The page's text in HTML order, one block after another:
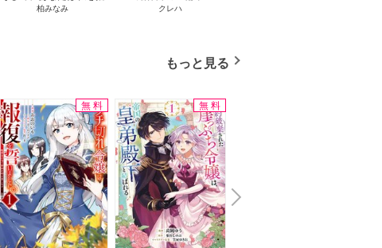
てる
柏みなみ クレハ
もっと見る
無料 無料
N
e
x
t